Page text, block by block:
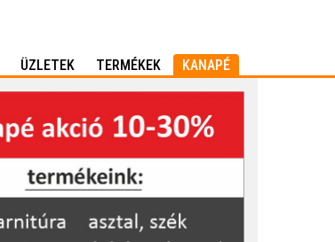
ÜZLETEK TERMÉKEK KANAPÉ